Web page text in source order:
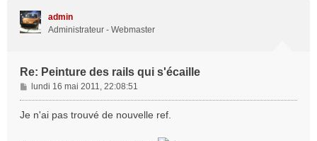
admin
Administrateur - Webmaster
Re: Peinture des rails qui s'écaille
M
e
s
lundi 16 mai 2011, 22:08:51
Je n'ai pas trouvé de nouvelle ref.